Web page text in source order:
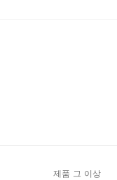
제품 그 이상